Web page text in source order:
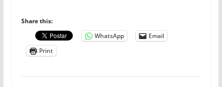
Share this:
WhatsApp
Email
Print